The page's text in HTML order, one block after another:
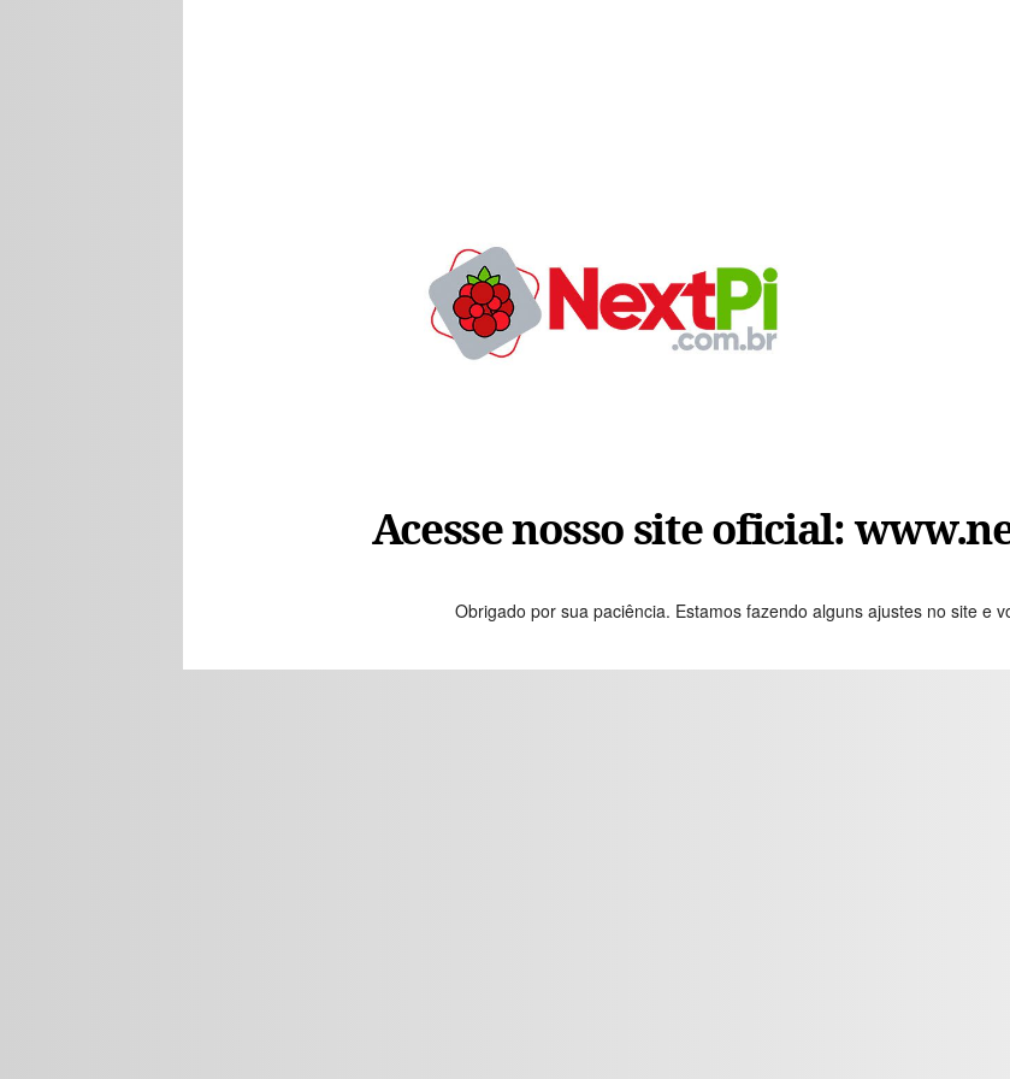
Acesse nosso site oficial:
Obrigado por sua paciência. Estamos fazendo alguns ajustes no site e